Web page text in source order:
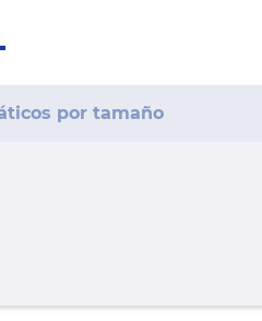
por tamaño